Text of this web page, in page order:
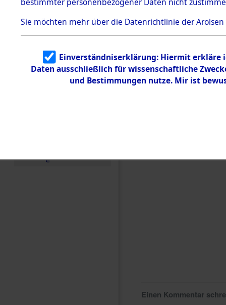
zu
Todesmärsch
en
5.3.2
Identifizierun
g
5.3.3
Todesmärsch
e
0088
Einen Kommentar
Sie möchten mehr über die Datenrichtlinie der Arolsen
Einverständniserklärung: Hiermit erkläre
Daten ausschließlich für wissenschaftliche
und Bestimmungen nutze. Mir ist